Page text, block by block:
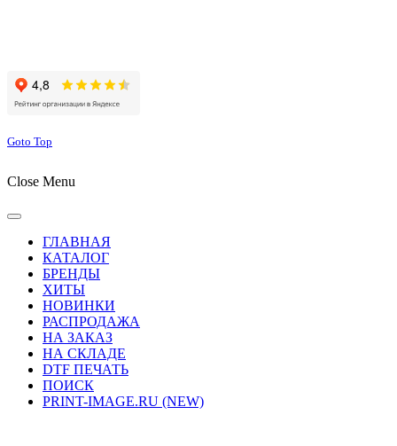
Goto Top
Close Menu
ГЛАВНАЯ
КАТАЛОГ
БРЕНДЫ
ХИТЫ
НОВИНКИ
РАСПРОДАЖА
НА ЗАКАЗ
НА СКЛАДЕ
DTF ПЕЧАТЬ
ПОИСК
PRINT-IMAGE.RU (NEW)